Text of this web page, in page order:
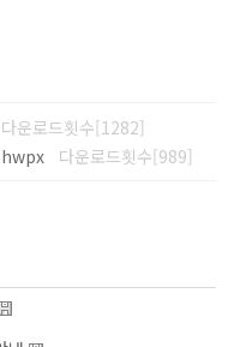
다운로드횟수[1282]
다운로드횟수[989]